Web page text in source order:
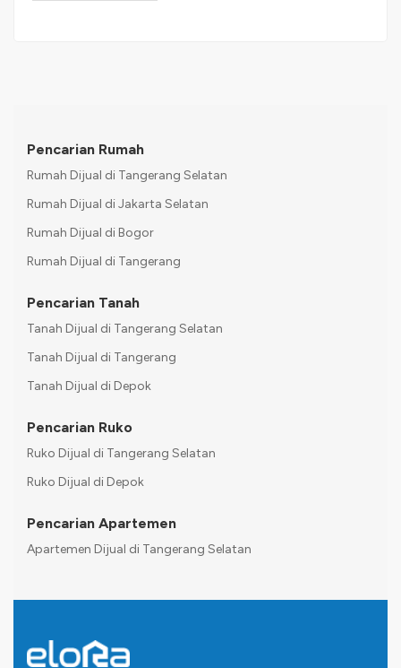
Pencarian Rumah
Rumah Dijual di Tangerang Selatan
Rumah Dijual di Jakarta Selatan
Rumah Dijual di Bogor
Rumah Dijual di Tangerang
Pencarian Tanah
Tanah Dijual di Tangerang Selatan
Tanah Dijual di Tangerang
Tanah Dijual di Depok
Pencarian Ruko
Ruko Dijual di Tangerang Selatan
Ruko Dijual di Depok
Pencarian Apartemen
Apartemen Dijual di Tangerang Selatan